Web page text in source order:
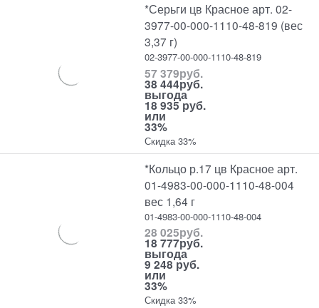
*Серьги цв Красное арт. 02-
3977-00-000-1110-48-819 (вес
3,37 г)
02-3977-00-000-1110-48-819
57 379руб.
38 444руб.
выгода
18 935 руб.
или
33%
Скидка 33%
*Кольцо р.17 цв Красное арт.
01-4983-00-000-1110-48-004
вес 1,64 г
01-4983-00-000-1110-48-004
28 025руб.
18 777руб.
выгода
9 248 руб.
или
33%
Скидка 33%